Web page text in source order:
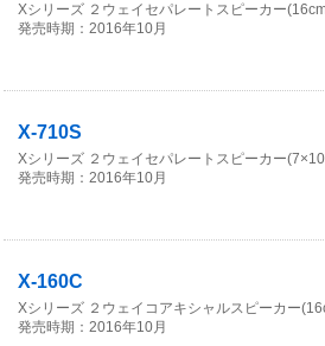
Xシリーズ ２ウェイセパレートスピーカー
発売時期：2016年10月
X-710S
Xシリーズ ２ウェイセパレートスピーカー
発売時期：2016年10月
X-160C
Xシリーズ ２ウェイコアキシャルスピーカー
発売時期：2016年10月